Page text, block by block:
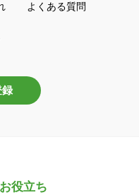
よくある質問
録
役立ち